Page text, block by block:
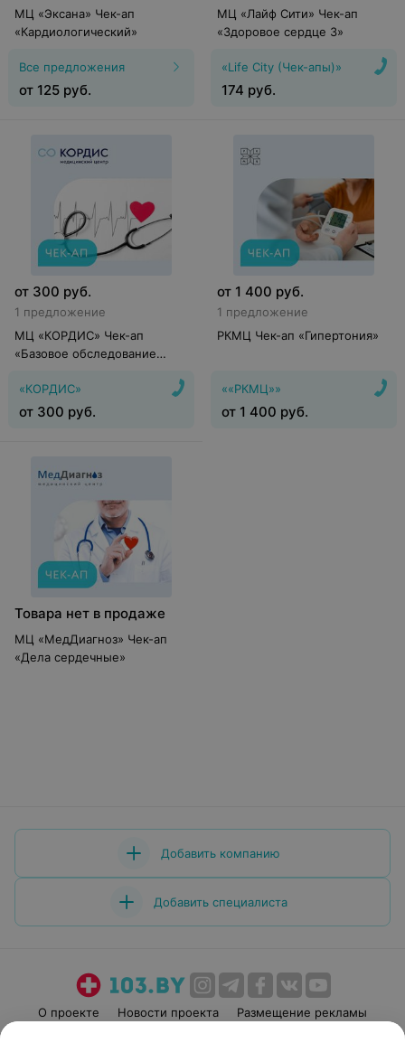
МЦ «Эксана» Чек-ап
«Кардиологический»
Все предложения
от 125 руб.
МЦ «Лайф Сити» Чек-ап
«Здоровое сердце 3»
«Life City (Чек-апы)»
174 руб.
от 300 руб.
1 предложение
МЦ «КОРДИС» Чек-ап
«Базовое обследование
«КОРДИС»
от 300 руб.
от 1 400 руб.
1 предложение
РКМЦ Чек-ап «Гипертония»
««РКМЦ»»
от 1 400 руб.
Товара нет в продаже
МЦ «МедДиагноз» Чек-ап
«Дела сердечные»
Добавить компанию
Добавить специалиста
О проекте Новости проекта
Размещение рекламы